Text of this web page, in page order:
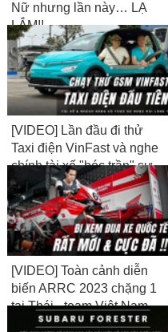
Nữ nhưng lần này… LẠ
LẮM!!
[VIDEO] Lần đầu đi thử
Taxi điện VinFast và nghe
chính tài xế "bóc trần" sự
thật về thu nhập...
[VIDEO] Toàn cảnh diễn
biến ARRC 2023 chặng 1
tại Thái - team Việt Nam
bất ngờ lọt Top